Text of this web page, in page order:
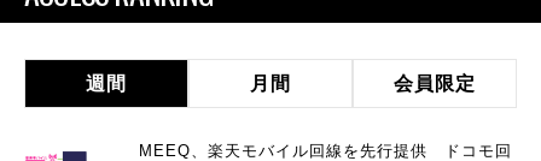
週間 月間 会員限定
MEEQ、楽天モバイル回線を先行提供 ドコモ回